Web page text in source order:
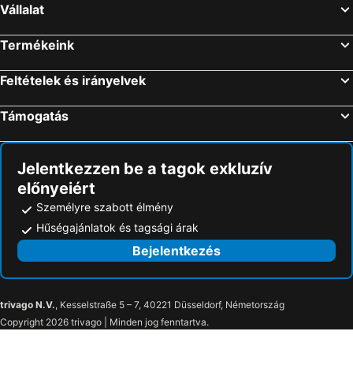
Vállalat
Termékeink
Feltételek és irányelvek
Támogatás
Jelentkezzen be a tagok exkluzív
előnyeiért
Személyre szabott élmény
Hűségajánlatok és tagsági árak
Bejelentkezés
trivago N.V., Kesselstraße 5 – 7, 40221 Düsseldorf, Németország
Copyright 2026 trivago | Minden jog fenntartva.